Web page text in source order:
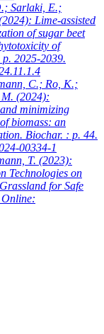
Sarlaki, E.;
Lime-assisted
of sugar beet
of
2025-2039.
C.; Ro, K.;
(2024):
minimizing
biomass: an
Biochar. : p. 44.
00334-1
T. (2023):
Technologies on
for Safe